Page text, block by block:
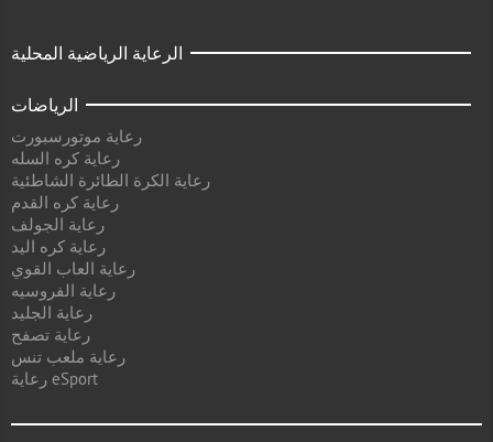
الرعاية الرياضية المحلية
الرياضات
رعاية موتورسبورت
رعاية كره السله
رعاية الكرة الطائرة الشاطئية
رعاية كره القدم
رعاية الجولف
رعاية كره اليد
رعاية العاب القوي
رعاية الفروسيه
رعاية الجليد
رعاية تصفح
رعاية ملعب تنس
رعاية eSport